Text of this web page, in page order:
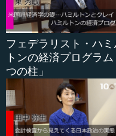
のかもしれません。しか
まで来たか。改革開放
何もなかったわけです。
て、工場を造ってもらい
もらいますと。中国が提
です。それだけです。
簡単にいえば、土地の
られた。その土地が、ず
それが途中から不動産の
フェデラリスト・ハミ
トンの経済プログラ
つの柱」